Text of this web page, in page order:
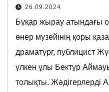
26.09.2024
Бұқар жырау атындағы
өнер музейінің қоры
драматург, публицист
үлкен ұлы Бектұр
толықты. Жәдігерлерді